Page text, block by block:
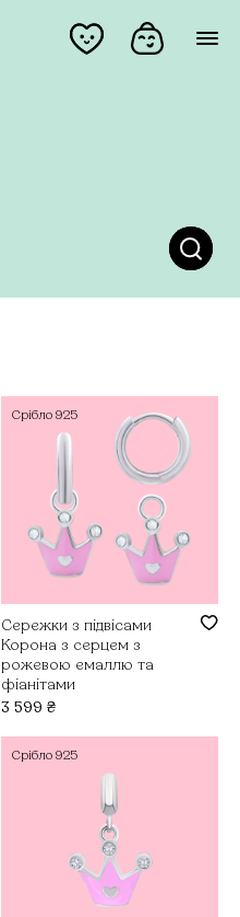
Срібло 925
Сережки з підвісами
Корона з серцем з
рожевою емаллю та
фіанітами
3 599 ₴
Срібло 925